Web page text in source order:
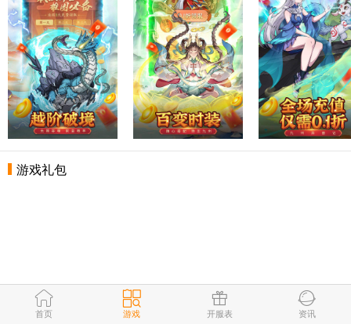
游戏礼包
首页 游戏 开服表 资讯